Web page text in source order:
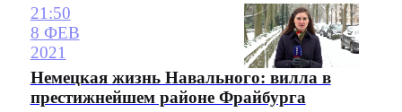
21:50
8 ФЕВ
2021
Немецкая жизнь Навального: вилла в
престижнейшем районе Фрайбурга